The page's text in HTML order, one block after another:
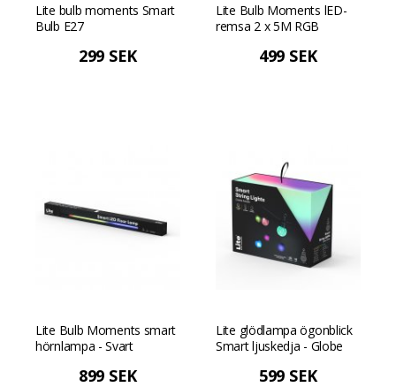
Lite bulb moments Smart
Bulb E27
299 SEK
Lite Bulb Moments lED-
remsa 2 x 5M RGB
499 SEK
Lite Bulb Moments smart
hörnlampa - Svart
899 SEK
Lite glödlampa ögonblick
Smart ljuskedja - Globe
599 SEK